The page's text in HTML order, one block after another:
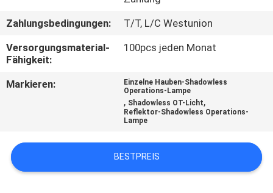
MIT
UNS
VERBINDUNG
FÄLLE
Zahlungsbedingungen:
T/T, L/C Westunion
Versorgungsmaterial-
Fähigkeit:
100pcs jeden Monat
Markieren:
Einzelne Hauben-Shadowless
Operations-Lampe
, Shadowless OT-Licht,
Reflektor-Shadowless Operations-
Lampe
BESTPREIS